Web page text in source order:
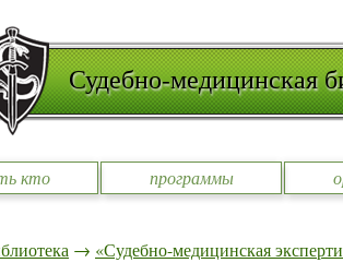
Судебно-медицинская
кто программы
→ «Судебно-медицинская